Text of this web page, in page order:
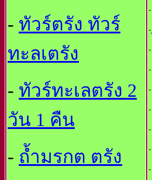
- ทัวร์ตรัง ทัวร์
ทะลเตรัง
- ทัวร์ทะเลตรัง 2
วัน 1 คืน
- ถ้ำมรกต ตรัง
-
-
-
-
-
-
-
-
-